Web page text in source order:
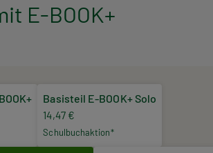
E-BOOK+
Basisteil E-BOOK+ Solo
14,47 €
Schulbuchaktion*